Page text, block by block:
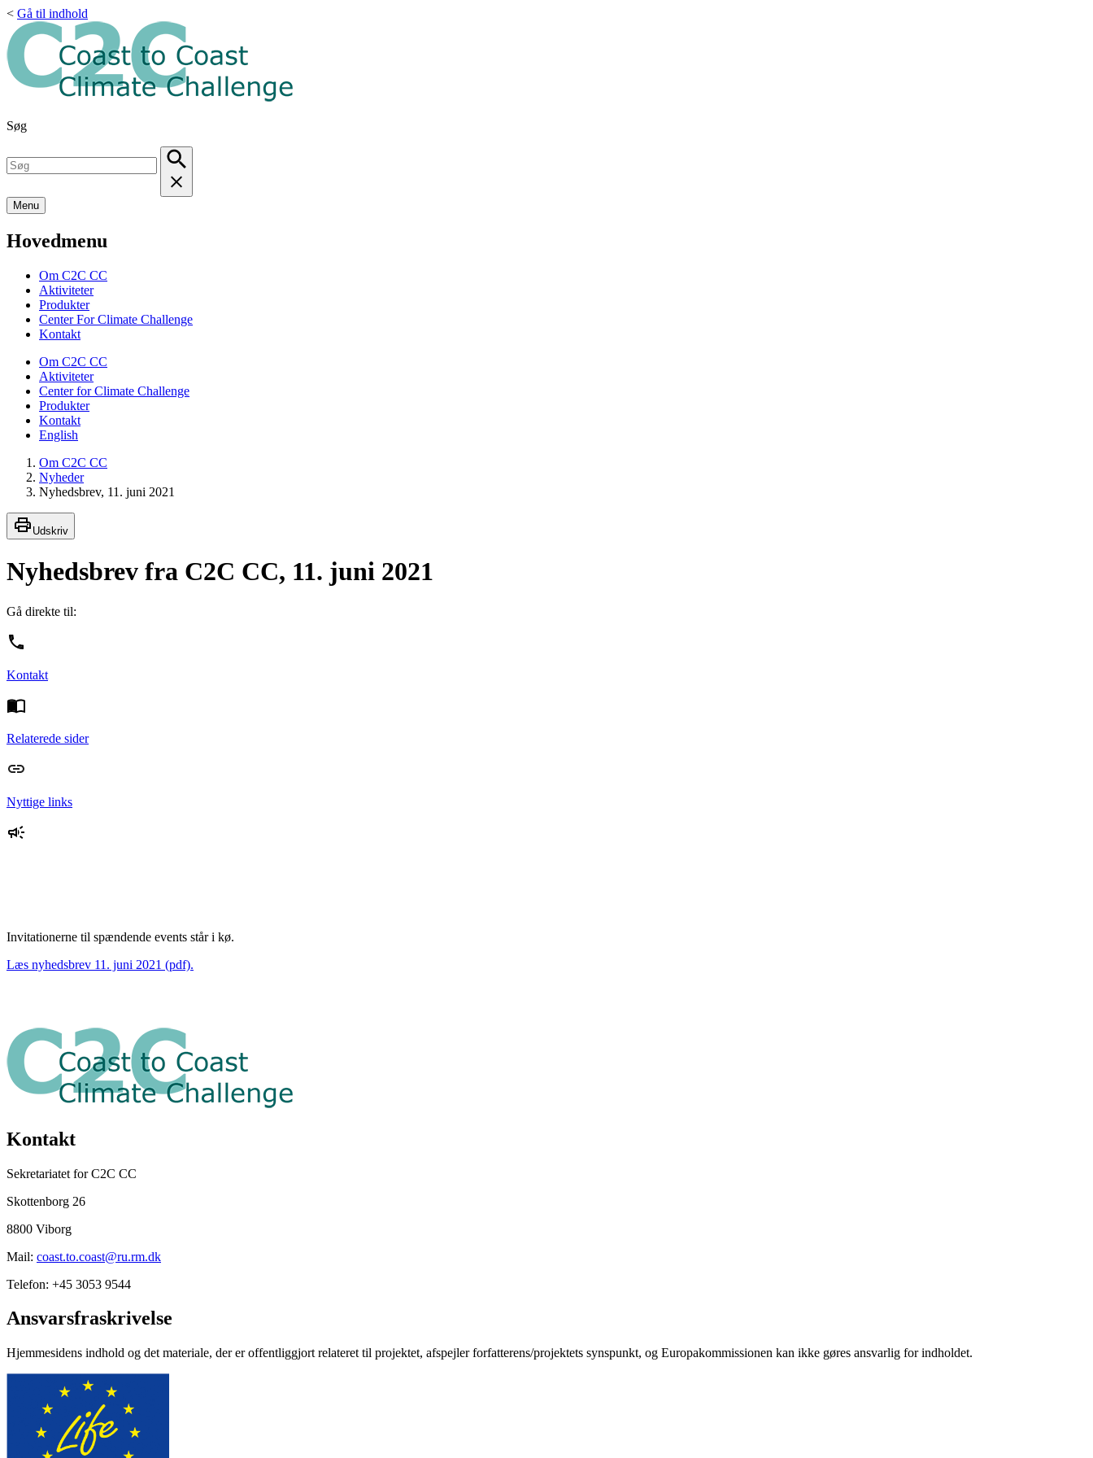
< Gå til indhold
Søg
Menu
Hovedmenu
Om C2C CC
Aktiviteter
Produkter
Center For Climate Challenge
Kontakt
Om C2C CC
Aktiviteter
Center for Climate Challenge
Produkter
Kontakt
English
Om C2C CC
Nyheder
Nyhedsbrev, 11. juni 2021
Udskriv
Nyhedsbrev fra C2C CC, 11. juni 2021
Gå direkte til:
Kontakt
Relaterede sider
Nyttige links
Invitationerne til spændende events står i kø.
Læs nyhedsbrev 11. juni 2021 (pdf).
Kontakt
Sekretariatet for C2C CC
Skottenborg 26
8800 Viborg
Mail: coast.to.coast@ru.rm.dk
Telefon: +45 3053 9544
Ansvarsfraskrivelse
Hjemmesidens indhold og det materiale, der er offentliggjort relateret til projektet, afspejler forfatterens/projektets synspunkt, og Europakommissionen kan ikke gøres ansvarlig for indholdet.